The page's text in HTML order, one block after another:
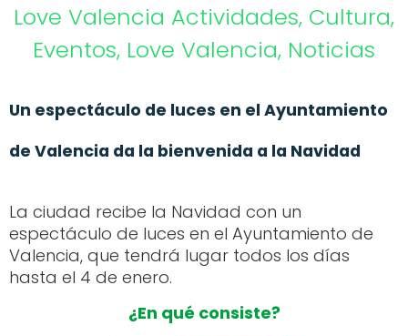
Love Valencia Actividades, Cultura,
Eventos, Love Valencia, Noticias
Un espectáculo de luces en el Ayuntamiento
de Valencia da la bienvenida a la Navidad
La ciudad recibe la Navidad con un
espectáculo de luces en el Ayuntamiento de
Valencia, que tendrá lugar todos los días
hasta el 4 de enero.
¿En qué consiste?